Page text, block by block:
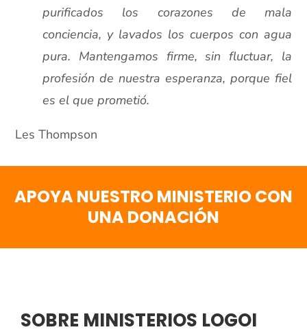
purificados los corazones de mala
conciencia, y lavados los cuerpos con agua
pura. Mantengamos firme, sin fluctuar, la
profesión de nuestra esperanza, porque fiel
es el que prometió.
Les Thompson
APOYA NUESTRO MINISTERIO CON
UNA DONACIÓN
SOBRE MINISTERIOS LOGOI